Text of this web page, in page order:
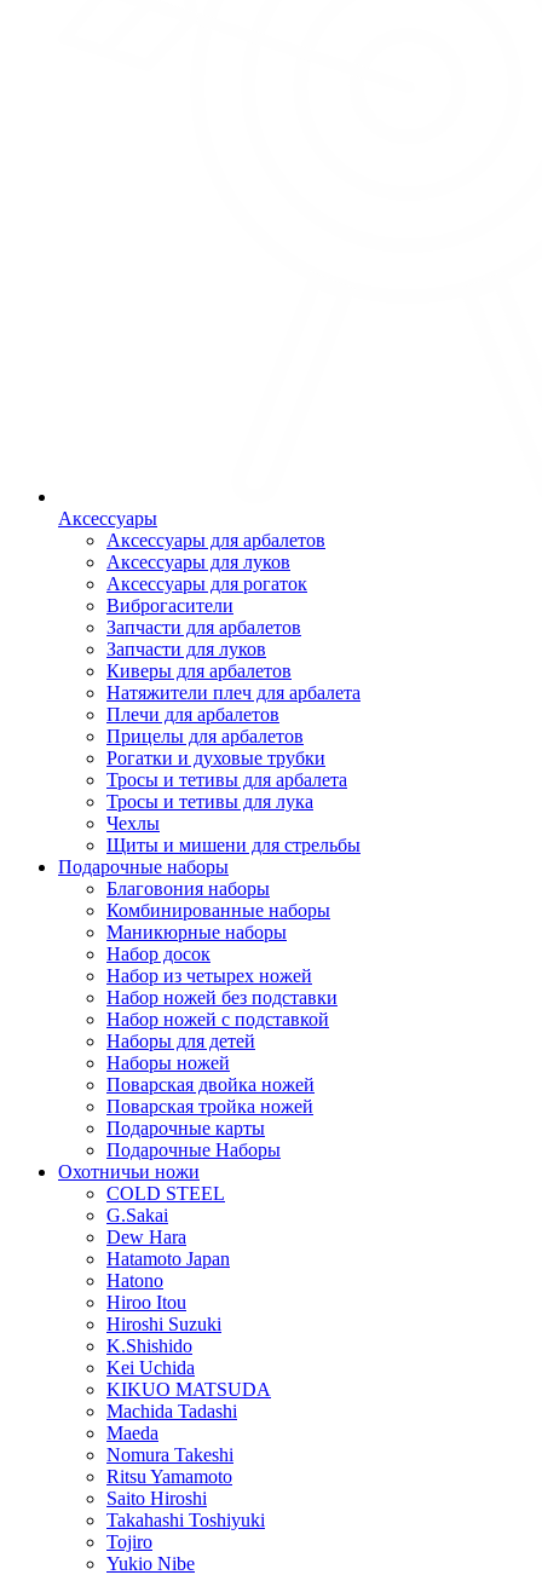
Аксессуары
Аксессуары для арбалетов
Аксессуары для луков
Аксессуары для рогаток
Виброгасители
Запчасти для арбалетов
Запчасти для луков
Киверы для арбалетов
Натяжители плеч для арбалета
Плечи для арбалетов
Прицелы для арбалетов
Рогатки и духовые трубки
Тросы и тетивы для арбалета
Тросы и тетивы для лука
Чехлы
Щиты и мишени для стрельбы
Подарочные наборы
Благовония наборы
Комбинированные наборы
Маникюрные наборы
Набор досок
Набор из четырех ножей
Набор ножей без подставки
Набор ножей с подставкой
Наборы для детей
Наборы ножей
Поварская двойка ножей
Поварская тройка ножей
Подарочные карты
Подарочные Наборы
Охотничьи ножи
COLD STEEL
G.Sakai
Dew Hara
Hatamoto Japan
Hatono
Hiroo Itou
Hiroshi Suzuki
K.Shishido
Kei Uchida
KIKUO MATSUDA
Machida Tadashi
Maeda
Nomura Takeshi
Ritsu Yamamoto
Saito Hiroshi
Takahashi Toshiyuki
Tojiro
Yukio Nibe